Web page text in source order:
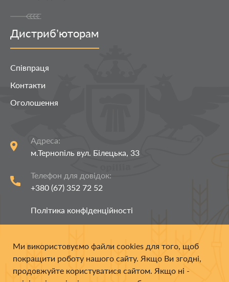
Дистриб’юторам
Співпраця
Контакти
Оголошення
Адреса:
м.Тернопіль вул. Білецька, 33
Телефон для довідок:
+380 (67) 352 72 52
Політика конфіденційності
З питань співпраці:
marketing@opillia.com
Фотобанк #справжнього
Ми використовуємо файли cookies для того, щоб
покращити роботу нашого сайту. Якщо Ви згодні,
продовжуйте користуватися сайтом. Якщо ні -
Чи куштували Ви лимонади
№1: Чи куштували Ви лимонади
Так
ПРОДОВЖИТИ